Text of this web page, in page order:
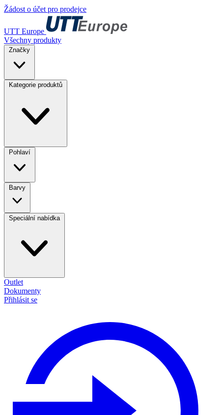
Žádost o účet pro prodejce
UTT Europe
Všechny produkty
Značky
Kategorie produktů
Pohlaví
Barvy
Speciální nabídka
Outlet
Dokumenty
Přihlásit se